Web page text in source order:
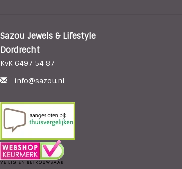
Sazou Jewels & Lifestyle
Dordrecht
KvK 6497 54 87
info@sazou.nl